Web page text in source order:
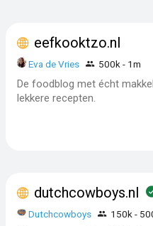
eefkooktzo.nl
Eva de Vries 500k - 1m
De foodblog met écht
lekkere recepten.
dutchcowboys.nl
Dutchcowboys 150k -